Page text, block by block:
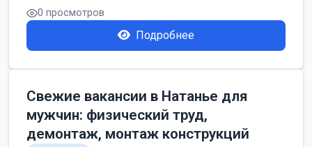
0 просмотров
Подробнее
Свежие вакансии в Натанье для
мужчин: физический труд,
демонтаж, монтаж конструкций